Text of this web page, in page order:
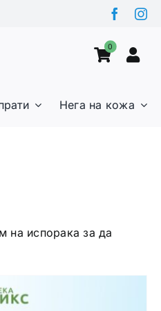
0
Нега на кожа
на испорака за да